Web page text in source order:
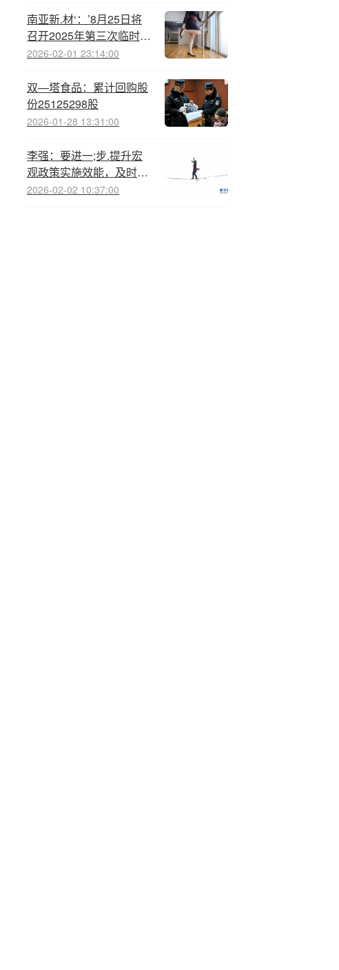
南亚新.材‘：’8月25日将
召开2025年第三次临时股
东大会
2026-02-01 23:14:00
双—塔食品：累计回购股
份25125298股
2026-01-28 13:31:00
李强：要进一;步.提升宏
观政策实施效能，及时回
应市场关切
2026-02-02 10:37:00